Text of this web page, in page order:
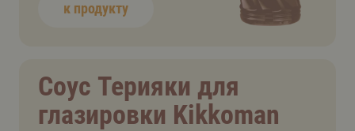
к продукту
Соус Терияки для
глазировки Kikkoman